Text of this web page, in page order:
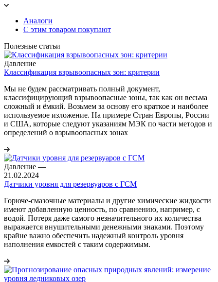
Аналоги
С этим товаром покупают
Полезные статьи
Давление
Классификация взрывоопасных зон: критерии
Мы не будем рассматривать полный документ,
классифицирующий взрывоопасные зоны, так как он весьма
сложный и ёмкий. Возьмем за основу его краткое и наиболее
используемое изложение. На примере Стран Европы, России
и США, которые следуют указаниям МЭК по части методов и
определений о взрывоопасных зонах
Давление —
21.02.2024
Датчики уровня для резервуаров с ГСМ
Горюче-смазочные материалы и другие химические жидкости
имеют добавленную ценность, по сравнению, например, с
водой. Потеря даже самого незначительного их количества
выражается внушительными денежными знаками. Поэтому
крайне важно обеспечить надежный контроль уровня
наполнения емкостей с таким содержимым.